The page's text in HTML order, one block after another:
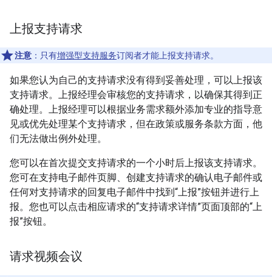
上报支持请求
注意 ：只有增强型支持服务订阅者才能上报支持请求。
如果您认为自己的支持请求没有得到妥善处理，可以上报该
支持请求。上报经理会审核您的支持请求，以确保其得到正
确处理。上报经理可以根据业务需求额外添加专业的指导意
见或优先处理某个支持请求，但在政策或服务条款方面，他
们无法做出例外处理。
您可以在首次提交支持请求的一个小时后上报该支持请求。
您可在支持电子邮件页脚、创建支持请求的确认电子邮件或
任何对支持请求的回复电子邮件中找到“上报”按钮并进行上
报。您也可以点击相应请求的“支持请求详情”页面顶部的“上
报”按钮。
请求视频会议